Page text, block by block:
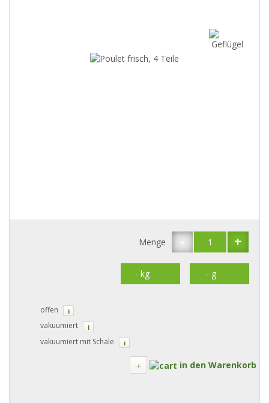
- +
Menge
offen i
vakuumiert i
vakuumiert mit Schale i
in den Warenkorb